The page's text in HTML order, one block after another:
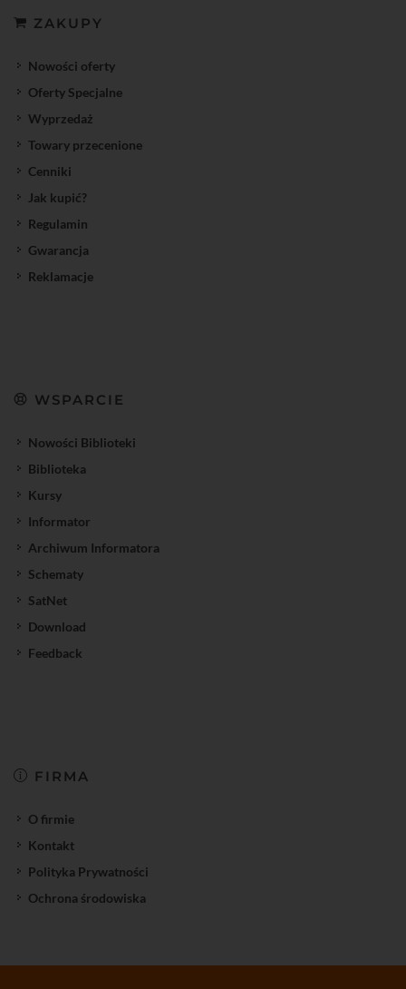
ZAKUPY
Nowości oferty
Oferty Specjalne
Wyprzedaż
Towary przecenione
Cenniki
Jak kupić?
Regulamin
Gwarancja
Reklamacje
WSPARCIE
Nowości Biblioteki
Biblioteka
Kursy
Informator
Archiwum Informatora
Schematy
SatNet
Download
Feedback
FIRMA
O firmie
Kontakt
Polityka Prywatności
Ochrona środowiska